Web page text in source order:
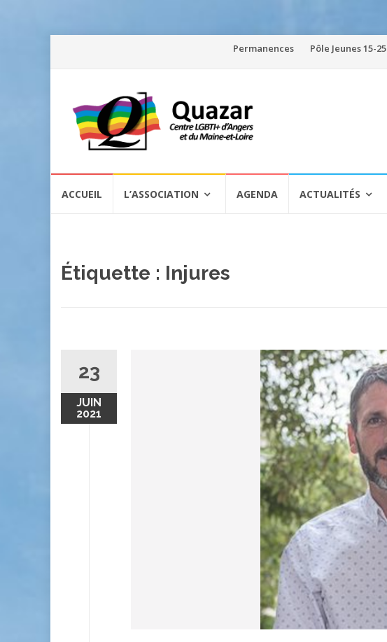
Aller
Permanences Pôle Jeunes 15-25
ACCUEIL L’ASSOCIATION AGENDA ACTUALITÉS
Étiquette : Injures
23
JUIN
2021